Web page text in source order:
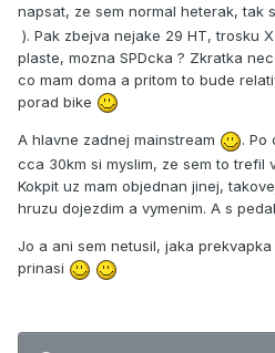
napsat, ze sem normal heterak, tak
). Pak zbejva nejake 29 HT, trosku
plaste, mozna SPDcka ? Zkratka
co mam doma a pritom to bude
porad bike
A hlavne zadnej mainstream
. Po
cca 30km si myslim, ze sem to trefil
Kokpit uz mam objednan jinej,
hruzu dojezdim a vymenim. A s
Jo a ani sem netusil, jaka
prinasi